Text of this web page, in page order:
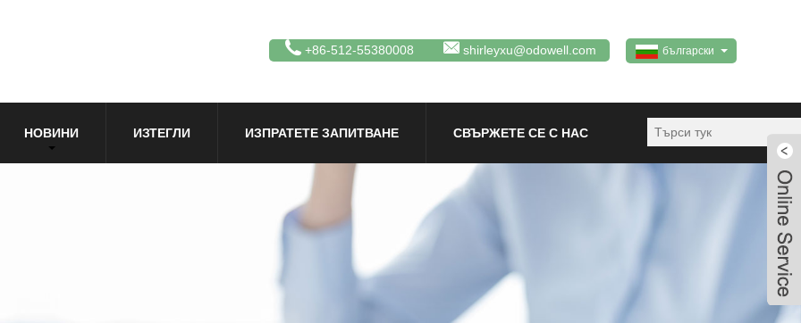
български
+86-512-55380008 shirleyxu@odowell.com
НОВИНИ ИЗТЕГЛИ ИЗПРАТЕТЕ ЗАПИТВАНЕ СВЪРЖЕТЕ СЕ С НАС